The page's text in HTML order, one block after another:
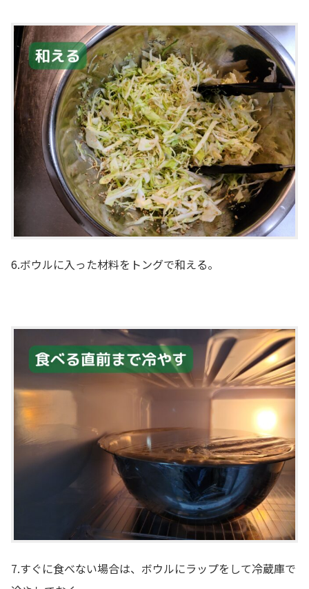
6.ボウルに入った材料をトングで和える。
7.すぐに食べない場合は、ボウルにラップをして冷蔵庫で